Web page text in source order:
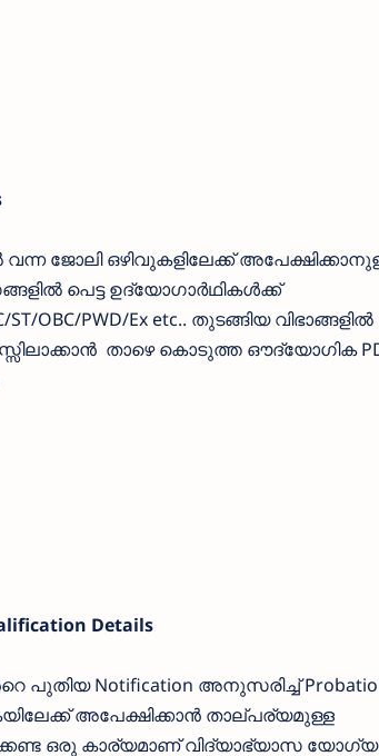
ല്‍ വന്ന ജോലി ഒഴിവുകളിലേക്ക്
പെട്ട ഉദ്യോഗാര്‍ഥികള്‍ക്ക്
PWD/Ex etc.. തുടങ്ങിയ വിഭാങ്ങളില്‍
താഴെ കൊടുത്ത ഔദ്യോഗിക
Details
ന്‍റെ പുതിയ Notification അനുസരിച്ച്
അപേക്ഷിക്കാന്‍ താല്പര്യമുള്ള
ഒരു കാര്യമാണ് വിദ്യാഭ്യാസ